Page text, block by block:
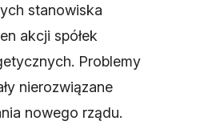
stanowiska
akcji spółek
Problemy
nierozwiązane
nowego rządu.